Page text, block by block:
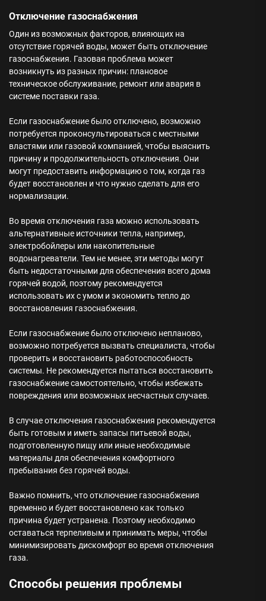
Отключение газоснабжения
Один из возможных факторов, влияющих на
отсутствие горячей воды, может быть отключение
газоснабжения. Газовая проблема может
возникнуть из разных причин: плановое
техническое обслуживание, ремонт или авария в
системе поставки газа.
Если газоснабжение было отключено, возможно
потребуется проконсультироваться с местными
властями или газовой компанией, чтобы выяснить
причину и продолжительность отключения. Они
могут предоставить информацию о том, когда газ
будет восстановлен и что нужно сделать для его
нормализации.
Во время отключения газа можно использовать
альтернативные источники тепла, например,
электробойлеры или накопительные
водонагреватели. Тем не менее, эти методы могут
быть недостаточными для обеспечения всего дома
горячей водой, поэтому рекомендуется
использовать их с умом и экономить тепло до
восстановления газоснабжения.
Если газоснабжение было отключено непланово,
возможно потребуется вызвать специалиста, чтобы
проверить и восстановить работоспособность
системы. Не рекомендуется пытаться восстановить
газоснабжение самостоятельно, чтобы избежать
повреждения или возможных несчастных случаев.
В случае отключения газоснабжения рекомендуется
быть готовым и иметь запасы питьевой воды,
подготовленную пищу или иные необходимые
материалы для обеспечения комфортного
пребывания без горячей воды.
Важно помнить, что отключение газоснабжения
временно и будет восстановлено как только
причина будет устранена. Поэтому необходимо
оставаться терпеливым и принимать меры, чтобы
минимизировать дискомфорт во время отключения
газа.
Способы решения проблемы